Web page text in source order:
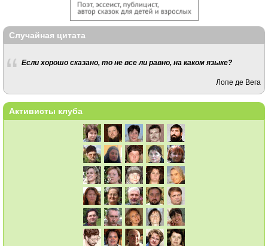
Случайная цитата
Если хорошо сказано, то не все ли равно, на каком языке?
Лопе де Вега
Активисты клуба